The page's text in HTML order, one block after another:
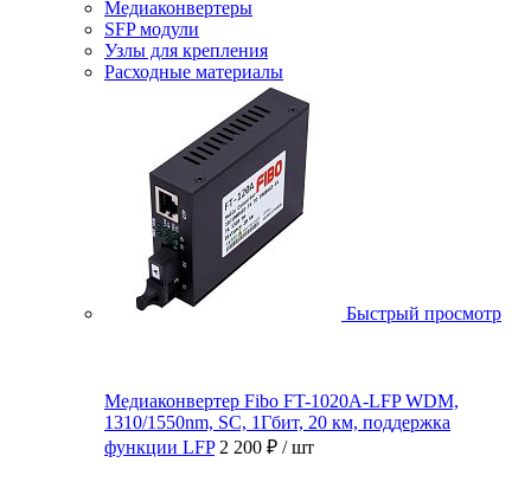
Медиаконвертеры
SFP модули
Узлы для крепления
Расходные материалы
Быстрый просмотр
Медиаконвертер Fibo FT-1020A-LFP WDM,
1310/1550nm, SC, 1Гбит, 20 км, поддержка
функции LFP 2 200 ₽ / шт